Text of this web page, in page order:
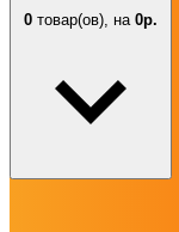
0 товар(ов), на 0р.